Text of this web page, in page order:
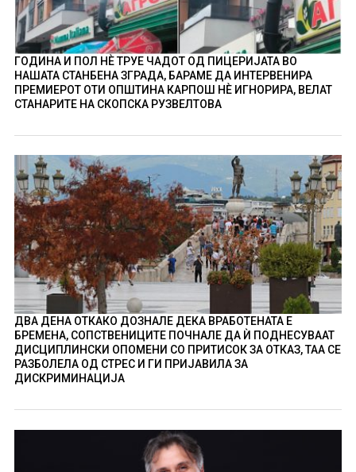
ГОДИНА И ПОЛ НÈ ТРУЕ ЧАДОТ ОД ПИЦЕРИЈАТА ВО
НАШАТА СТАНБЕНА ЗГРАДА, БАРАМЕ ДА ИНТЕРВЕНИРА
ПРЕМИЕРОТ ОТИ ОПШТИНА КАРПОШ НÈ ИГНОРИРА, ВЕЛАТ
СТАНАРИТЕ НА СКОПСКА РУЗВЕЛТОВА
ДВА ДЕНА ОТКАКО ДОЗНАЛЕ ДЕКА ВРАБОТЕНАТА Е
БРЕМЕНА, СОПСТВЕНИЦИТЕ ПОЧНАЛЕ ДА Ѝ ПОДНЕСУВААТ
ДИСЦИПЛИНСКИ ОПОМЕНИ СО ПРИТИСОК ЗА ОТКАЗ, ТАА СЕ
РАЗБОЛЕЛА ОД СТРЕС И ГИ ПРИЈАВИЛА ЗА
ДИСКРИМИНАЦИЈА